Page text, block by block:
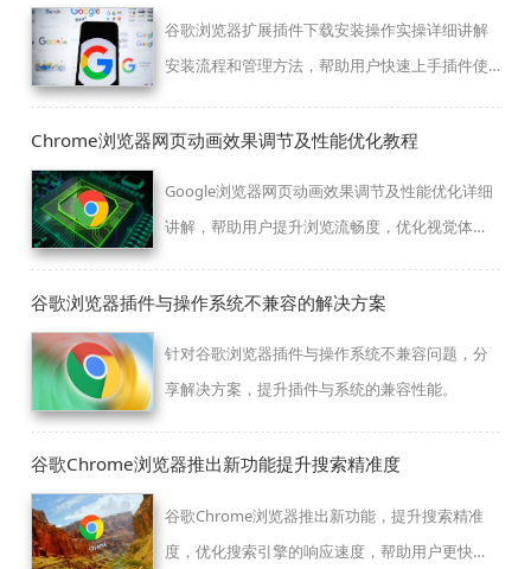
谷歌浏览器扩展插件下载安装操作实操详细讲解
安装流程和管理方法，帮助用户快速上手插件使
展效率。
Chrome浏览器网页动画效果调节及性能优化教程
Google浏览器网页动画效果调节及性能优化详细
讲解，帮助用户提升浏览流畅度，优化视觉体
谷歌浏览器插件与操作系统不兼容的解决方案
针对谷歌浏览器插件与操作系统不兼容问题，分
享解决方案，提升插件与系统的兼容性能。
谷歌Chrome浏览器推出新功能提升搜索精准度
谷歌Chrome浏览器推出新功能，提升搜索精准
度，优化搜索引擎的响应速度，帮助用户更快